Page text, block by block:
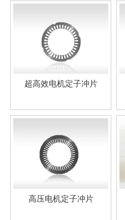
超高效电机定子冲片
高压电机定子冲片